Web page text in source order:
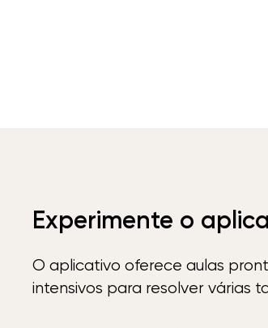
Experimente o
O aplicativo oferece aulas
intensivos para resolver várias